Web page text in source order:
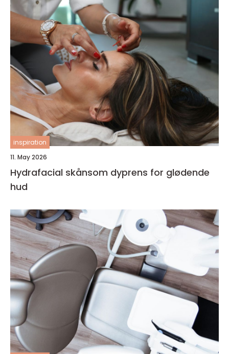
inspiration
11. May 2026
Hydrafacial skånsom dyprens for glødende
hud